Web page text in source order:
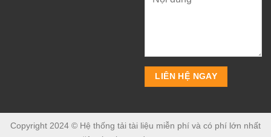
Copyright 2024 © Hệ thống tải tài liệu miễn phí và có phí lớn nhất